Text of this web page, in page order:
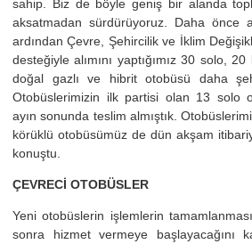
sahip. Biz de böyle geniş bir alanda
aksatmadan sürdürüyoruz. Daha önce
ardından Çevre, Şehircilik ve İklim
desteğiyle alımını yaptığımız 30 solo,
doğal gazlı ve hibrit otobüsü daha
Otobüslerimizin ilk partisi olan 13 solo
ayın sonunda teslim almıştık.
körüklü otobüsümüz de dün akşam
konuştu.
ÇEVRECİ OTOBÜSLER
Yeni otobüslerin işlemlerin
sonra hizmet vermeye başlayacağını